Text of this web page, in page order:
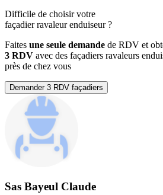
Difficile de choisir votre
façadier ravaleur enduiseur?
Faites une seule demande de RDV et
3 RDV avec des façadiers ravaleurs
près de chez vous
Demander 3 RDV façadiers
Sas Bayeul Claude